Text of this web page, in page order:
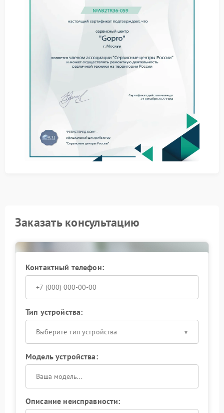
Причины неисправности
На практике выявляются несколько факторов,
влияющих на работу гироскопа:
сбои программного обеспечения.
Сервис Gopro учитывает все эти аспекты при оценке
Сервисный центр Gopro применяет
регламентированный порядок действий, который
обеспечивает надежный результат. После
диагностика определяется объем работ и
Заказать консультацию
Контактный телефон:
Тип устройства:
Выберите тип устройства
Модель устройства:
Описание неисправности: